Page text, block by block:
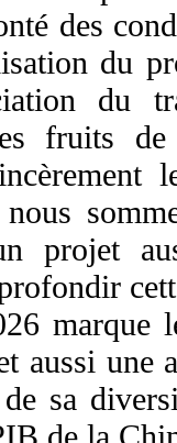
des
du
du
fruits de
projet
aussi une
sa